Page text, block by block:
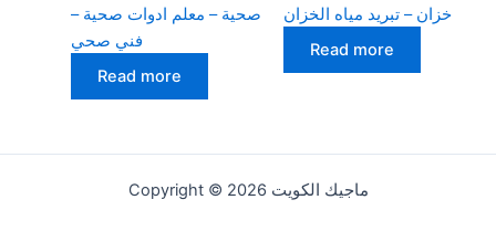
صحية – معلم ادوات صحية –
فني صحي
Read more
خزان – تبريد مياه الخزان
Read more
Copyright © 2026 ماجيك الكويت